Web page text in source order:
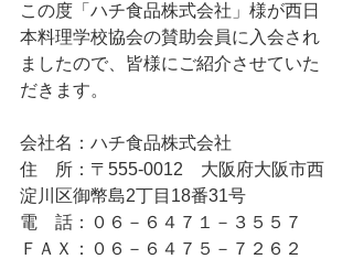
この度「ハチ食品株式会社」様が西日
本料理学校協会の賛助会員に入会され
ましたので、皆様にご紹介させていた
だきます。
会社名：ハチ食品株式会社
住　所：〒555-0012　大阪府大阪市西
淀川区御幣島2丁目18番31号
電　話：０６－６４７１－３５５７
ＦＡＸ：０６－６４７５－７２６２